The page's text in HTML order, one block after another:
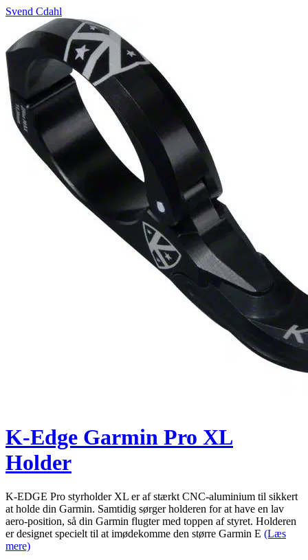
Svend Cdahl
K-Edge Garmin Pro XL
Holder
K-EDGE Pro styrholder XL er af stærkt CNC-aluminium til sikkert
at holde din Garmin. Samtidig sørger holderen for at have en lav
aero-position, så din Garmin flugter med toppen af styret. Holderen
er designet specielt til at imødekomme den større Garmin E (Læs
mere)